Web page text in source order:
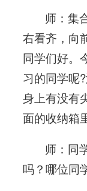
师：集
右看齐，向
同学们好。
习的同学呢
身上有没有
面的收纳箱
师：同
吗？哪位同